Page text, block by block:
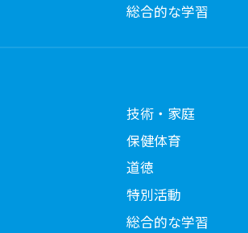
総合的な学習
技術・家庭
保健体育
道徳
特別活動
総合的な学習